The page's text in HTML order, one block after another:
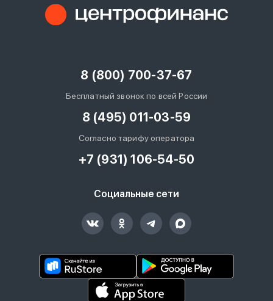
8 (800) 700-37-67
Бесплатный звонок по всей России
8 (495) 011-03-59
Согласно тарифу оператора
+7 (931) 106-54-50
Социальные сети